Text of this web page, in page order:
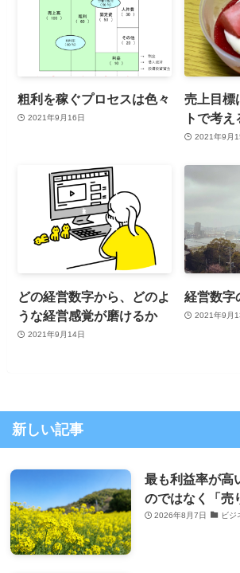
粗利を稼ぐプロセスは色々
2021年9月16日
売上目標
トで考え
2021年9月
どの経営数字から、どのよ
うな経営感覚が磨けるか
2021年9月14日
経営数字
2021年9月
新しい記事
最も利益率が高
のではなく「売
2026年8月7日 ビジ